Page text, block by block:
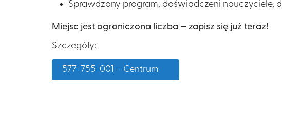
Sprawdzony program, doświadczeni nauczyciele,
Miejsc jest ograniczona liczba — zapisz się już teraz!
Szczegóły:
577-755-001 – Centrum